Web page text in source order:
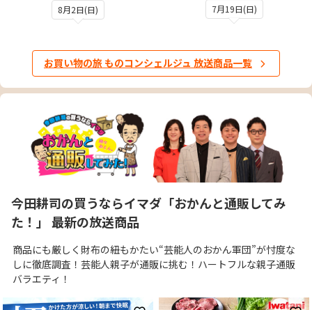
8月2日(日) 7月19日(日)
お買い物の旅 ものコンシェルジュ 放送商品一覧
今田耕司の買うならイマダ「おかんと通販してみ
た！」 最新の放送商品
商品にも厳しく財布の紐もかたい“芸能人のおかん軍団”が忖度な
しに徹底調査！芸能人親子が通販に挑む！ハートフルな親子通販
バラエティ！